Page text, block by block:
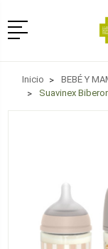
Menú
Inicio BEBÉ Y
Suavinex